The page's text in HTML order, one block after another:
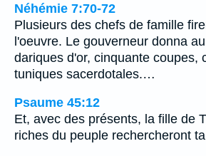
Néhémie 7:70-72
Plusieurs des chefs de famille
l'oeuvre. Le gouverneur donna
dariques d'or, cinquante coupes,
tuniques sacerdotales.…
Psaume 45:12
Et, avec des présents, la fille de
riches du peuple rechercheront